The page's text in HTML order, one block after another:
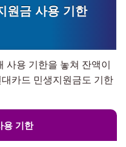
원금 사용 기한
사용 기한을 놓쳐 잔액이
카드 민생지원금도 기한
용 기한